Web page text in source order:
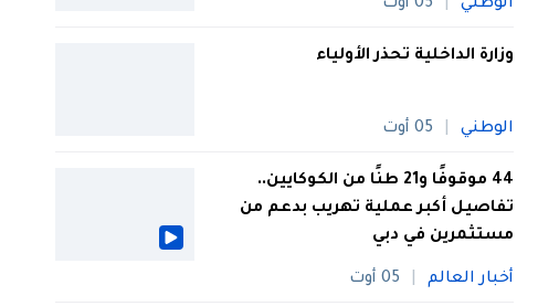
الوطني 05 أوت
وزارة الداخلية تحذر الأولياء
الوطني 05 أوت
44 موقوفًا و21 طنًا من الكوكايين..
تفاصيل أكبر عملية تهريب بدعم من
مستثمرين في دبي
أخبار العالم 05 أوت